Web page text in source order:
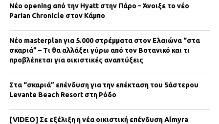
Νέο opening από την Hyatt στην Πάρο – Άνοιξε το νέο
Parian Chronicle στον Κάμπο
Νέο masterplan για 5.000 στρέμματα στον Ελαιώνα “στα
σκαριά” – Τι θα αλλάξει γύρω από τον Βοτανικό και τι
προβλέπεται για οικιστικές αναπτύξεις
Στα “σκαριά” επένδυση για την επέκταση του 5άστερου
Levante Beach Resort στη Ρόδο
[VIDEO] Σε εξέλιξη η νέα οικιστική επένδυση Almyra